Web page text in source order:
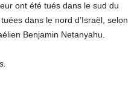
ont été tués dans le sud du
dans le nord d’Israël, selon
Benjamin Netanyahu.